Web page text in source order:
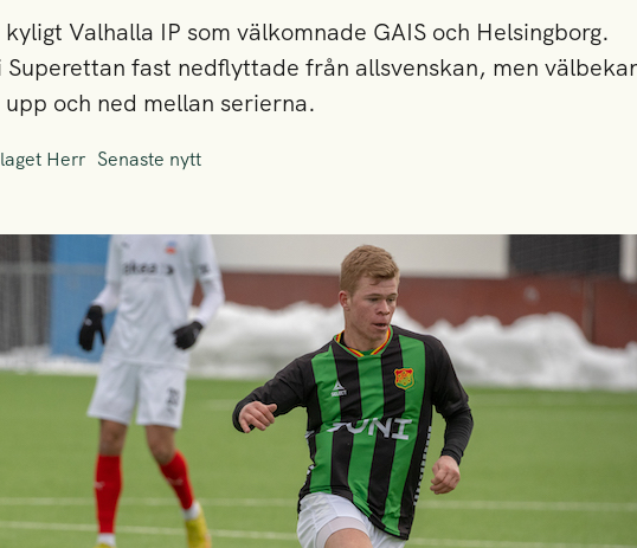
Valhalla IP som välkomnade GAIS och Helsingborg.
fast nedflyttade från allsvenskan, men
och ned mellan serierna.
Herr Senaste nytt